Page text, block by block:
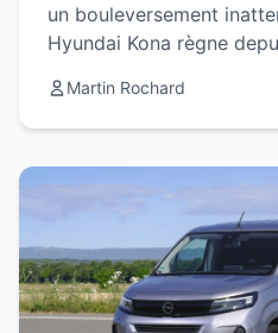
un bouleversement
Hyundai Kona règne
fiabilité reconnue,...
Martin Rochard